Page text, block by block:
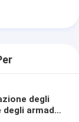
degli
degli armadi